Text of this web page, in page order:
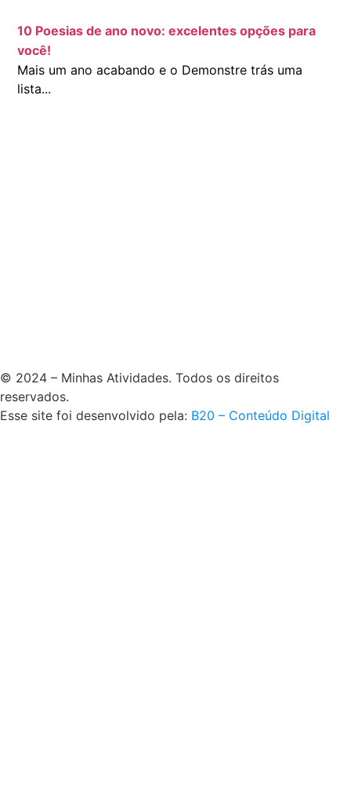
10 Poesias de ano novo: excelentes opções para
você!
Mais um ano acabando e o Demonstre trás uma
lista...
© 2024 – Minhas Atividades. Todos os direitos
reservados.
Esse site foi desenvolvido pela: B20 – Conteúdo Digital